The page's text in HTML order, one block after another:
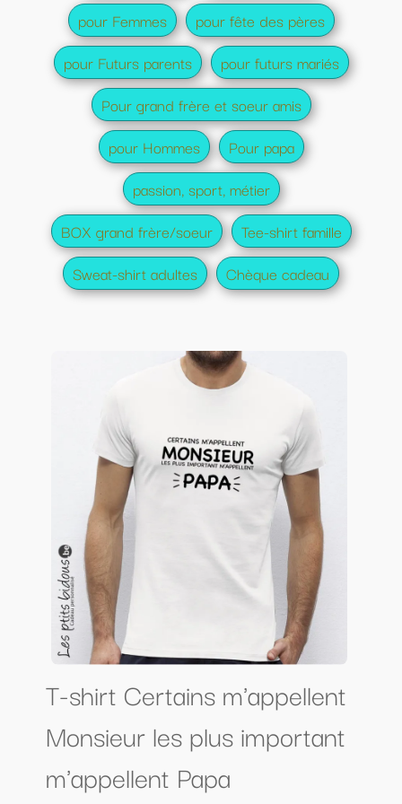
pour Femmes
pour fête des pères
pour Futurs parents
pour futurs mariés
Pour grand frère et soeur amis
pour Hommes
Pour papa
passion, sport, métier
BOX grand frère/soeur
Tee-shirt famille
Sweat-shirt adultes
Chèque cadeau
T-shirt Certains m'appellent
Monsieur les plus important
m'appellent Papa